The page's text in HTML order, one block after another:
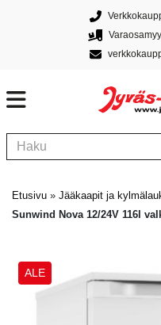
Etusivu » Jääkaapit ja
Sunwind Nova 12/24V 116l
ALE